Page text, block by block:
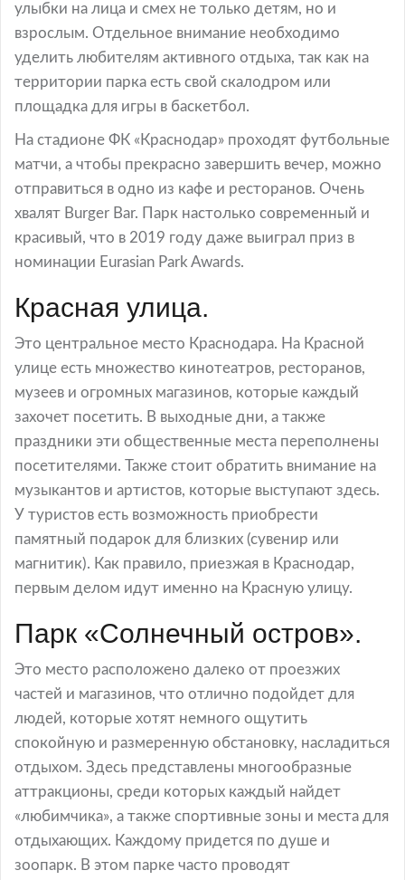
улыбки на лица и смех не только детям, но и
взрослым. Отдельное внимание необходимо
уделить любителям активного отдыха, так как на
территории парка есть свой скалодром или
площадка для игры в баскетбол.
На стадионе ФК «Краснодар» проходят футбольные
матчи, а чтобы прекрасно завершить вечер, можно
отправиться в одно из кафе и ресторанов. Очень
хвалят Burger Bar. Парк настолько современный и
красивый, что в 2019 году даже выиграл приз в
номинации Eurasian Park Awards.
Красная улица.
Это центральное место Краснодара. На Красной
улице есть множество кинотеатров, ресторанов,
музеев и огромных магазинов, которые каждый
захочет посетить. В выходные дни, а также
праздники эти общественные места переполнены
посетителями. Также стоит обратить внимание на
музыкантов и артистов, которые выступают здесь.
У туристов есть возможность приобрести
памятный подарок для близких (сувенир или
магнитик). Как правило, приезжая в Краснодар,
первым делом идут именно на Красную улицу.
Парк «Солнечный остров».
Это место расположено далеко от проезжих
частей и магазинов, что отлично подойдет для
людей, которые хотят немного ощутить
спокойную и размеренную обстановку, насладиться
отдыхом. Здесь представлены многообразные
аттракционы, среди которых каждый найдет
«любимчика», а также спортивные зоны и места для
отдыхающих. Каждому придется по душе и
зоопарк. В этом парке часто проводят